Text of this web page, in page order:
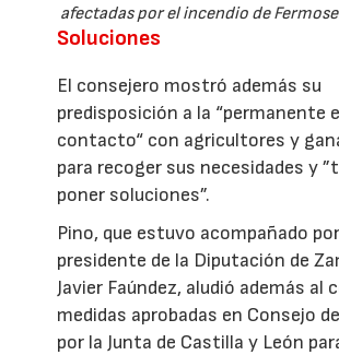
afectadas por el incendio de
Soluciones
El consejero mostró además su
predisposición a la “permanente
contacto“ con agricultores y
para recoger sus necesidades y
poner soluciones”.
Pino, que estuvo acompañado
presidente de la Diputación de
Javier Faúndez, aludió además al
medidas aprobadas en Consejo
por la Junta de Castilla y León